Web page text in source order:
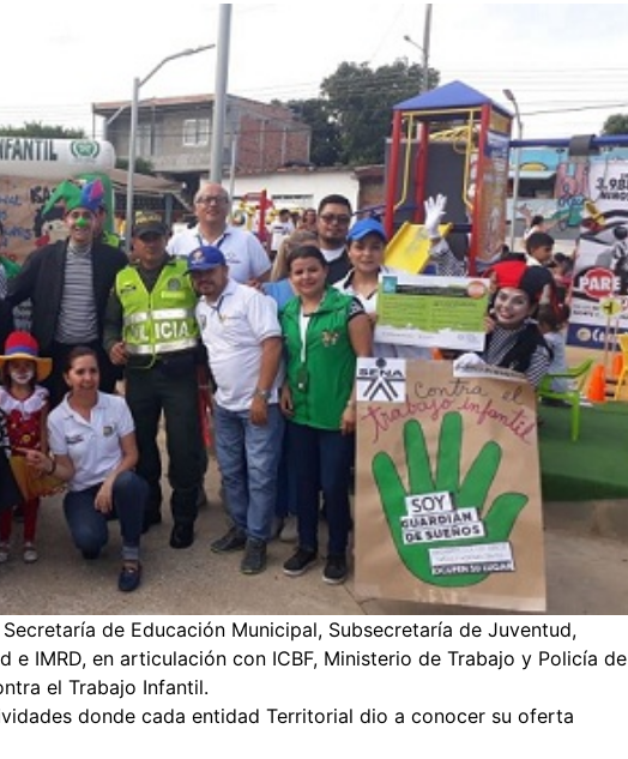
de Educación Municipal, Subsecretaría de Juventud,
e IMRD, en articulación con ICBF, Ministerio de Trabajo y Policía de
el Trabajo Infantil.
donde cada entidad Territorial dio a conocer su oferta